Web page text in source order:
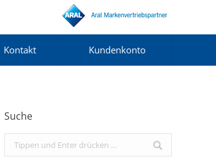
Kontakt Kundenkonto
Suche
Search: